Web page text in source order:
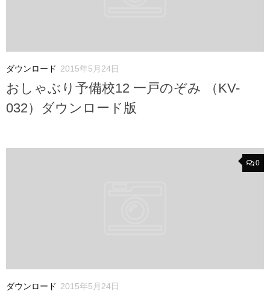
ダウンロード 2015年5月24日
おしゃぶり予備校12 一戸のぞみ （KV-
032）ダウンロード版
0
ダウンロード 2015年5月24日